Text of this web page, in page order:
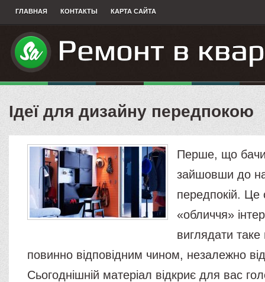
ГЛАВНАЯ КОНТАКТЫ КАРТА САЙТА
Ідеї ​​для дизайну передпокою
Перше, що
зайшовши до
передпокій. Це
«обличчя»
виглядати
повинно відповідним чином, незалежно
Сьогоднішній матеріал відкриє для вас